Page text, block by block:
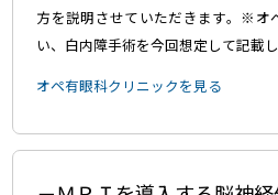
方を説明させていただきます。※オ
い、白内障手術を今回想定して記載
オペ有眼科クリニックを見る